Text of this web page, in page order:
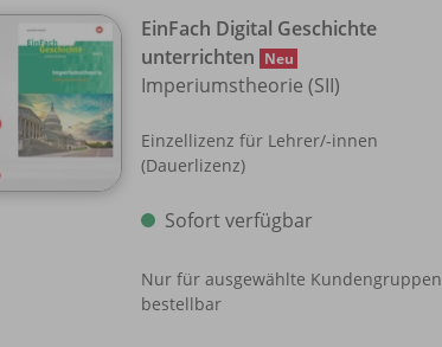
EinFach Digital Geschichte
unterrichten Neu
Imperiumstheorie (SII)
Einzellizenz für Lehrer/-innen
(Dauerlizenz)
Sofort verfügbar
Nur für ausgewählte Kundengruppen
bestellbar